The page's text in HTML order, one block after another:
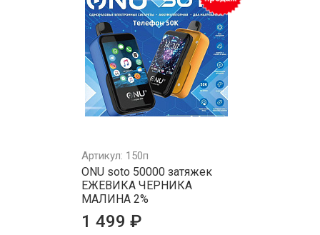
Артикул: 150п
ONU soto 50000 затяжек
ЕЖЕВИКА ЧЕРНИКА
МАЛИНА 2%
1 499 ₽